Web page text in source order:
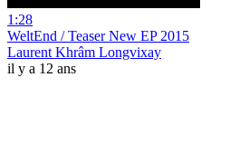
1:28
WeltEnd / Teaser New EP 2015
Laurent Khrâm Longvixay
il y a 12 ans